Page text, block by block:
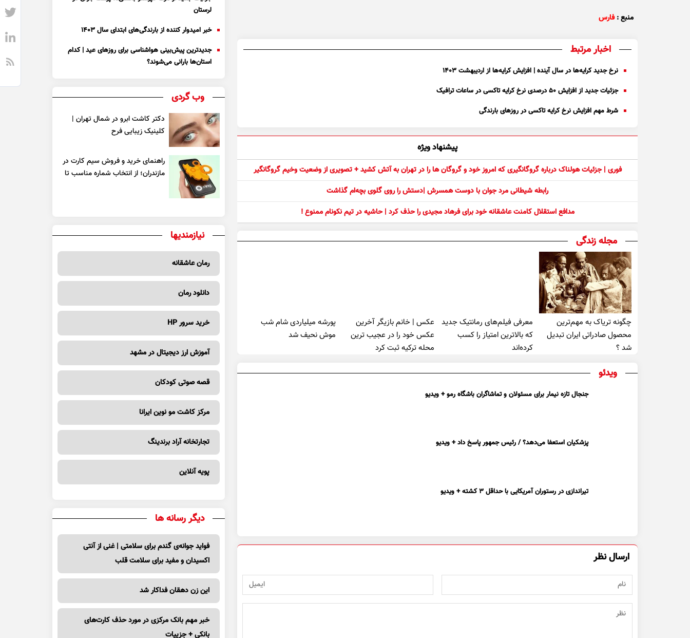
منبع : فارس
اخبار مرتبط
نرخ جدید کرایه‌ها در سال آینده | افزایش کرایه‌ها از اردیبهشت ۱۴۰۳
جزئیات جدید از افزایش ۵۰ درصدی نرخ کرایه تاکسی در ساعات ترافیک
شرط مهم افزایش نرخ کرایه تاکسی در روز‌های بارندگی
پیشنهاد ویژه
فوری | جزئیات هولناک درباره گروگانگیری که امروز خود و گروگان ها را در تهران به آتش کشید + تصویری از وضعیت وخیم گروگانگیر
رابطه شیطانی مرد جوان با دوست همسرش |دستش را روی گلوی بچه‌ام گذاشت
مدافع استقلال کامنت عاشقانه خود برای فرهاد مجیدی را حذف کرد | حاشیه در تیم نکونام ممنوع !
مجله زندگی
چگونه تریاک به مهم‌ترین
محصول صادراتی ایران تبدیل
شد ؟
معرفی فیلم‌های رمانتیک جدید
که بالاترین امتیاز را کسب
کرده‌اند
عکس | خانم بازیگر آخرین
عکس خود را در عجیب ترین
محله ترکیه ثبت کرد
پورشه میلیاردی شام شب
موش‌ نحیف شد
ویدئو
جنجال تازه نیمار برای مسئولان و تماشاگران باشگاه رمو + ویدیو
پزشکیان استعفا می‌دهد؟ / رئیس جمهور پاسخ داد + ویدیو
تیراندازی در رستوران آمریکایی با حداقل ۳ کشته + ویدیو
ارسال نظر
لرستان
خبر امیدوار کننده از بارندگی‌های ابتدای سال ۱۴۰۳
جدیدترین پیش‌بینی هواشناسی برای روزهای عید | کدام
استان‌ها بارانی می‌شوند؟
وب گردی
دکتر کاشت ابرو در شمال تهران |
کلینیک زیبایی فرح
راهنمای خرید و فروش سیم کارت در
مازندران؛ از انتخاب شماره مناسب تا
نیازمندیها
رمان عاشقانه
دانلود رمان
خرید سرور HP
آموزش ارز دیجیتال در مشهد
قصه صوتی کودکان
مرکز کاشت مو نوین ایرانا
تجارتخانه آراد برندینگ
پویه آنلاین
دیگر رسانه ها
فواید جوانه‌ی گندم برای سلامتی | غنی از آنتی
اکسیدان و مفید برای سلامت قلب
این زن دهقان فداکار شد
خبر مهم بانک مرکزی در مورد حذف کارت‌های
بانکی + جزییات